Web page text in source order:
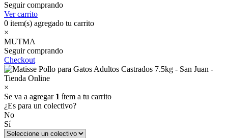
Seguir comprando
Ver carrito
0 item(s) agregado tu carrito
×
MUTMA
Seguir comprando
Checkout
×
Se va a agregar 1 ítem a tu carrito
¿Es para un colectivo?
No
Sí